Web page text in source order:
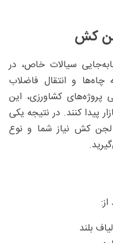
کش
سیالات خاص، در
چاه‌ها و انتقال فاضلاب
پروژه‌های کشاورزی، این
پیدا کنند. در نتیجه یکی
لجن کش نیاز شما و نوع
بلند